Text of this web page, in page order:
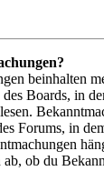
beinhalten
Boards, in
Forums, in
ob du